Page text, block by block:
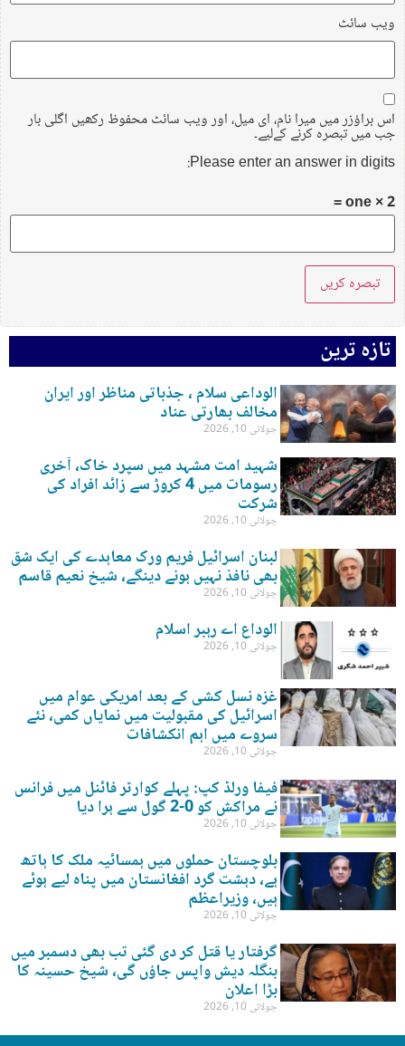
ویب‌ سائٹ
اس براؤزر میں میرا نام، ای میل، اور ویب سائٹ محفوظ رکھیں اگلی بار
جب میں تبصرہ کرنے کےلیے۔
Please enter an answer in digits:
2 × one =
تازہ ترین
الوداعی سلام ، جذباتی مناظر اور ایران
مخالف بھارتی عناد
جولائی 10, 2026
شہید امت مشہد میں سپرد خاک، آخری
رسومات میں 4 کروڑ سے زائد افراد کی
شرکت
جولائی 10, 2026
لبنان اسرائیل فریم ورک معاہدے کی ایک شق
بھی نافذ نہیں ہونے دینگے، شیخ نعیم قاسم
جولائی 10, 2026
الوداع اے رہبر اسلام
جولائی 10, 2026
غزہ نسل کشی کے بعد امریکی عوام میں
اسرائیل کی مقبولیت میں نمایاں کمی، نئے
سروے میں اہم انکشافات
جولائی 10, 2026
فیفا ورلڈ کپ: پہلے کوارٹر فائنل میں فرانس
نے مراکش کو 0-2 گول سے ہرا دیا
جولائی 10, 2026
بلوچستان حملوں میں ہمسائیہ ملک کا ہاتھ
ہے، دہشت گرد افغانستان میں پناہ لیے ہوئے
ہیں، وزیراعظم
جولائی 10, 2026
گرفتار یا قتل کر دی گئی تب بھی دسمبر میں
بنگلہ دیش واپس جاؤں گی، شیخ حسینہ کا
بڑا اعلان
جولائی 10, 2026